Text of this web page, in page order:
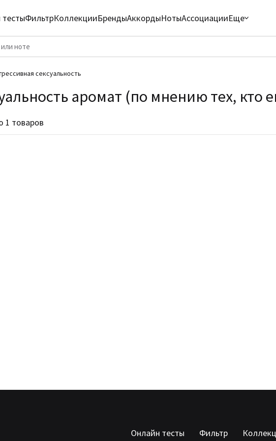
ФильтрКоллекцииБрендыАккордыНотыАссоциацииЕще
сексуальность
аромат (по мнению тех, кто
1 товаров
Онлайн тесты Фильтр